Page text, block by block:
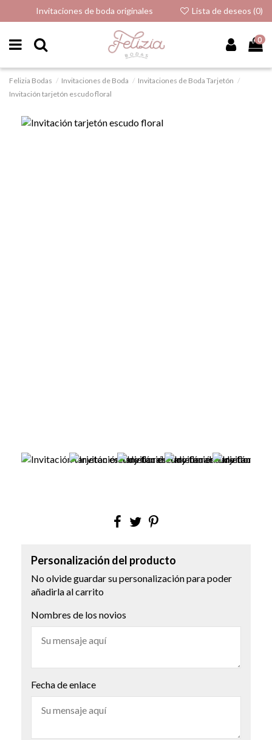
Invitaciones de boda originales Lista de deseos (0)
0
Felizia Bodas Invitaciones de Boda
Invitaciones de Boda Tarjetón
Invitación tarjetón escudo floral
Personalización del producto
No olvide guardar su personalización para poder
añadirla al carrito
Nombres de los novios
Fecha de enlace